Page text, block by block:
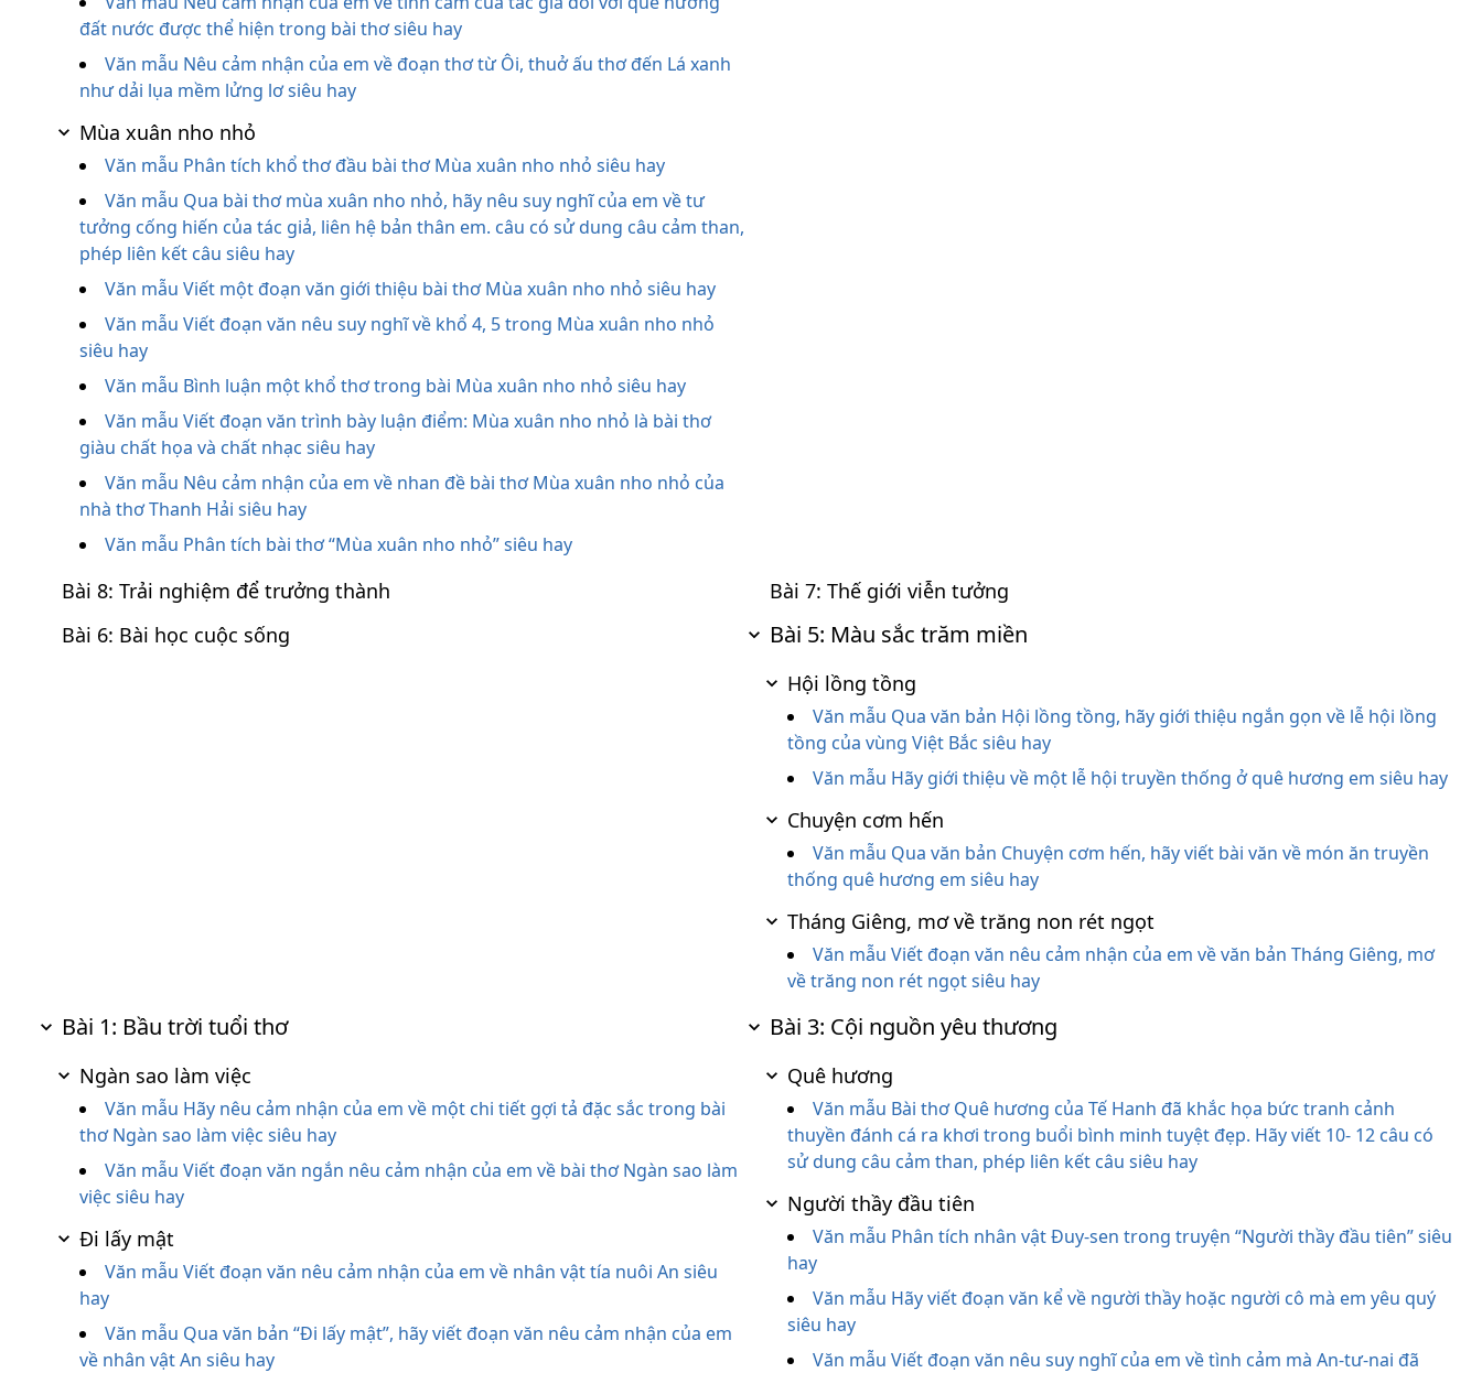
đất nước được thể hiện trong bài thơ siêu hay
Văn mẫu Nêu cảm nhận của em về đoạn thơ từ Ôi, thuở ấu thơ đến Lá xanh
như dải lụa mềm lửng lơ siêu hay
Mùa xuân nho nhỏ
Văn mẫu Phân tích khổ thơ đầu bài thơ Mùa xuân nho nhỏ siêu hay
Văn mẫu Qua bài thơ mùa xuân nho nhỏ, hãy nêu suy nghĩ của em về tư
tưởng cống hiến của tác giả, liên hệ bản thân em. câu có sử dung câu cảm than,
phép liên kết câu siêu hay
Văn mẫu Viết một đoạn văn giới thiệu bài thơ Mùa xuân nho nhỏ siêu hay
Văn mẫu Viết đoạn văn nêu suy nghĩ về khổ 4, 5 trong Mùa xuân nho nhỏ
siêu hay
Văn mẫu Bình luận một khổ thơ trong bài Mùa xuân nho nhỏ siêu hay
Văn mẫu Viết đoạn văn trình bày luận điểm: Mùa xuân nho nhỏ là bài thơ
giàu chất họa và chất nhạc siêu hay
Văn mẫu Nêu cảm nhận của em về nhan đề bài thơ Mùa xuân nho nhỏ của
nhà thơ Thanh Hải siêu hay
Văn mẫu Phân tích bài thơ “Mùa xuân nho nhỏ” siêu hay
Bài 8: Trải nghiệm để trưởng thành
Bài 7: Thế giới viễn tưởng
Bài 6: Bài học cuộc sống
Bài 5: Màu sắc trăm miền
Hội lồng tồng
Văn mẫu Qua văn bản Hội lồng tồng, hãy giới thiệu ngắn gọn về lễ hội lồng
tồng của vùng Việt Bắc siêu hay
Văn mẫu Hãy giới thiệu về một lễ hội truyền thống ở quê hương em siêu hay
Chuyện cơm hến
Văn mẫu Qua văn bản Chuyện cơm hến, hãy viết bài văn về món ăn truyền
thống quê hương em siêu hay
Tháng Giêng, mơ về trăng non rét ngọt
Văn mẫu Viết đoạn văn nêu cảm nhận của em về văn bản Tháng Giêng, mơ
về trăng non rét ngọt siêu hay
Bài 1: Bầu trời tuổi thơ
Ngàn sao làm việc
Văn mẫu Hãy nêu cảm nhận của em về một chi tiết gợi tả đặc sắc trong bài
thơ Ngàn sao làm việc siêu hay
Văn mẫu Viết đoạn văn ngắn nêu cảm nhận của em về bài thơ Ngàn sao làm
việc siêu hay
Đi lấy mật
Văn mẫu Viết đoạn văn nêu cảm nhận của em về nhân vật tía nuôi An siêu
hay
Văn mẫu Qua văn bản “Đi lấy mật”, hãy viết đoạn văn nêu cảm nhận của em
về nhân vật An siêu hay
Bài 3: Cội nguồn yêu thương
Quê hương
Văn mẫu Bài thơ Quê hương của Tế Hanh đã khắc họa bức tranh cảnh
thuyền đánh cá ra khơi trong buổi bình minh tuyệt đẹp. Hãy viết 10- 12 câu có
sử dung câu cảm than, phép liên kết câu siêu hay
Người thầy đầu tiên
Văn mẫu Phân tích nhân vật Đuy-sen trong truyện “Người thầy đầu tiên” siêu
hay
Văn mẫu Hãy viết đoạn văn kể về người thầy hoặc người cô mà em yêu quý
siêu hay
Văn mẫu Viết đoạn văn nêu suy nghĩ của em về tình cảm mà An-tư-nai đã